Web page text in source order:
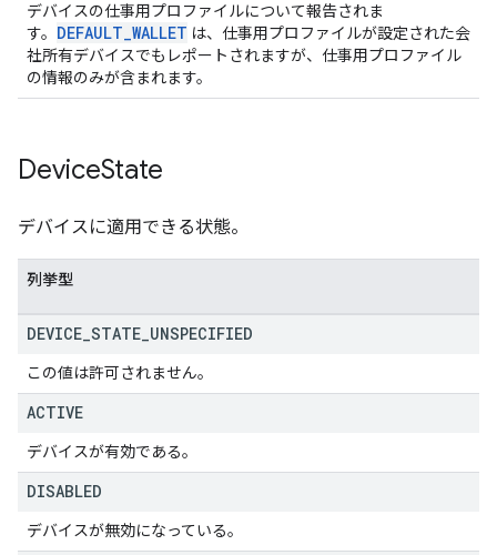
デバイスの仕事用プロファイルについて報告されま
す。 DEFAULT_WALLET は、仕事用プロファイルが設定された会
社所有デバイスでもレポートされますが、仕事用プロファイル
の情報のみが含まれます。
DeviceState
デバイスに適用できる状態。
列挙型
DEVICE STATE UNSPECIFIED
この値は許可されません。
ACTIVE
デバイスが有効である。
DISABLED
デバイスが無効になっている。